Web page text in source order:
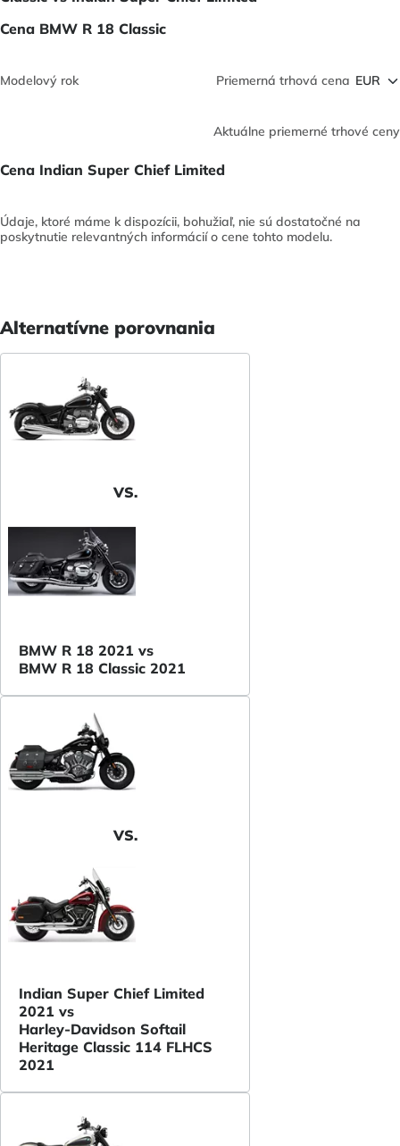
Cena BMW R 18 Classic
Modelový rok Priemerná trhová cena
Aktuálne priemerné trhové ceny
Cena Indian Super Chief Limited
Údaje, ktoré máme k dispozícii, bohužiaľ, nie sú dostatočné na
poskytnutie relevantných informácií o cene tohto modelu.
Alternatívne porovnania
VS.
BMW R 18 2021 vs
BMW R 18 Classic 2021
VS.
Indian Super Chief Limited
2021 vs
Harley-Davidson Softail
Heritage Classic 114 FLHCS
2021